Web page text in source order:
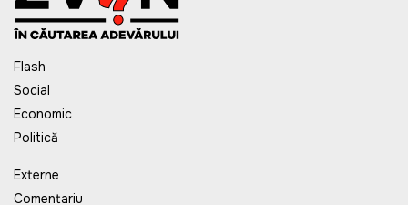
Flash
Social
Economic
Politică
Externe
Comentariu